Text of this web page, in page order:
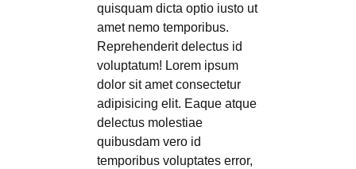
quisquam dicta optio iusto ut
amet nemo temporibus.
Reprehenderit delectus id
voluptatum! Lorem ipsum
dolor sit amet consectetur
adipisicing elit. Eaque atque
delectus molestiae
quibusdam vero id
temporibus voluptates error,